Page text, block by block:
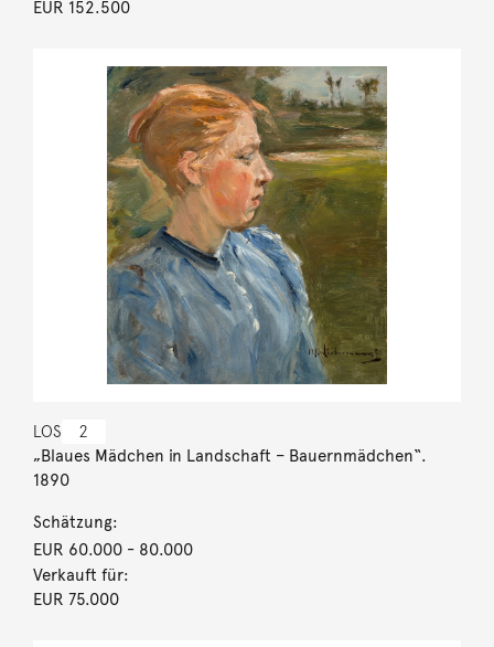
EUR 152.500
LOS 2
„Blaues Mädchen in Landschaft – Bauernmädchen“.
1890
Schätzung:
EUR 60.000- 80.000
Verkauft für:
EUR 75.000